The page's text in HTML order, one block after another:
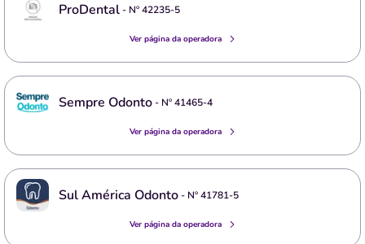
ProDental- Nº42235-5
Ver página da operadora
Sempre Odonto- Nº41465-4
Ver página da operadora
Sul América Odonto- Nº41781-5
Ver página da operadora